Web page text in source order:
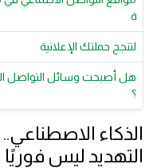
ة
لتنجح حملتك الإعلانية
هل أصبحت وسائل التواصل
؟
الذكاء
التهديد ليس فوريًا